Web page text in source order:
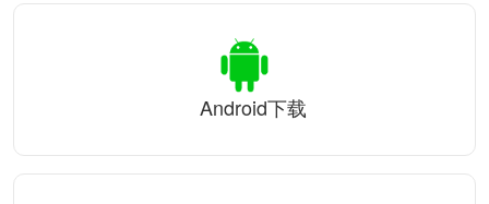
Android下载